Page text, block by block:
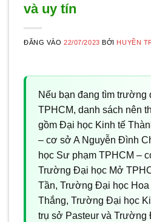
và uy tín
ĐĂNG VÀO22/07/2023 BỞI HUYỀN
Nếu bạn đang tìm trường
TPHCM, danh sách nên
gồm Đại học Kinh tế
– cơ sở A Nguyễn Đình
học Sư phạm TPHCM –
Trường Đại học Mở
Tần, Trường Đại học
Thắng, Trường Đại học
trụ sở Pasteur và Trường